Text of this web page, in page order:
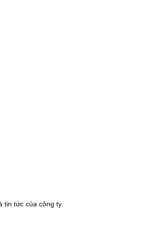
tin tức của công ty.